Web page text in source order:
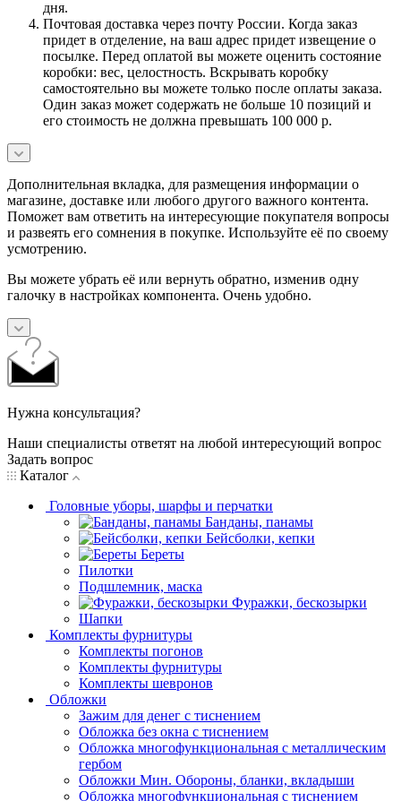
дня.
Почтовая доставка через почту России. Когда заказ
придет в отделение, на ваш адрес придет извещение о
посылке. Перед оплатой вы можете оценить состояние
коробки: вес, целостность. Вскрывать коробку
самостоятельно вы можете только после оплаты заказа.
Один заказ может содержать не больше 10 позиций и
его стоимость не должна превышать 100 000 р.
Дополнительная вкладка, для размещения информации о
магазине, доставке или любого другого важного контента.
Поможет вам ответить на интересующие покупателя вопросы
и развеять его сомнения в покупке. Используйте её по своему
усмотрению.
Вы можете убрать её или вернуть обратно, изменив одну
галочку в настройках компонента. Очень удобно.
Нужна консультация?
Наши специалисты ответят на любой интересующий вопрос
Задать вопрос
Каталог
Головные уборы, шарфы и перчатки
Банданы, панамы
Бейсболки, кепки
Береты
Пилотки
Подшлемник, маска
Фуражки, бескозырки
Шапки
Комплекты фурнитуры
Комплекты погонов
Комплекты фурнитуры
Комплекты шевронов
Обложки
Зажим для денег с тиснением
Обложка без окна с тиснением
Обложка многофункциональная с металлическим
гербом
Обложки Мин. Обороны, бланки, вкладыши
Обложка многофункциональная с тиснением